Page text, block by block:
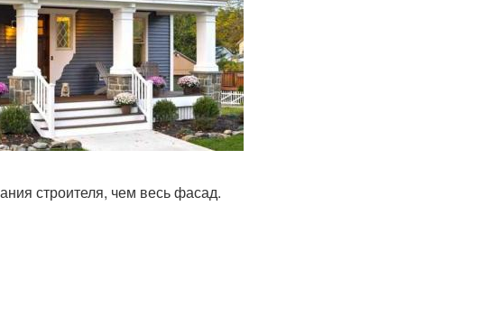
строителя, чем весь фасад.